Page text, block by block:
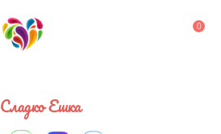
8 927 083 33 05 0
Сладко Ешка